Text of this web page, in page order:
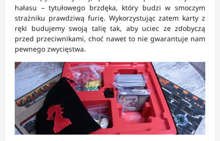
hałasu – tytułowego brzdęka, który budzi w smoczym
strażniku prawdziwą furię. Wykorzystując zatem karty z
ręki budujemy swoją talię tak, aby uciec ze zdobyczą
przed przeciwnikami, choć nawet to nie gwarantuje nam
pewnego zwycięstwa.